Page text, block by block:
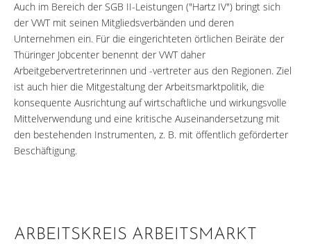
Auch im Bereich der SGB II-Leistungen ("Hartz IV") bringt sich
der VWT mit seinen Mitgliedsverbänden und deren
Unternehmen ein. Für die eingerichteten örtlichen Beiräte der
Thüringer Jobcenter benennt der VWT daher
Arbeitgebervertreterinnen und -vertreter aus den Regionen. Ziel
ist auch hier die Mitgestaltung der Arbeitsmarktpolitik, die
konsequente Ausrichtung auf wirtschaftliche und wirkungsvolle
Mittelverwendung und eine kritische Auseinandersetzung mit
den bestehenden Instrumenten, z. B. mit öffentlich geförderter
Beschäftigung.
ARBEITSKREIS ARBEITSMARKT